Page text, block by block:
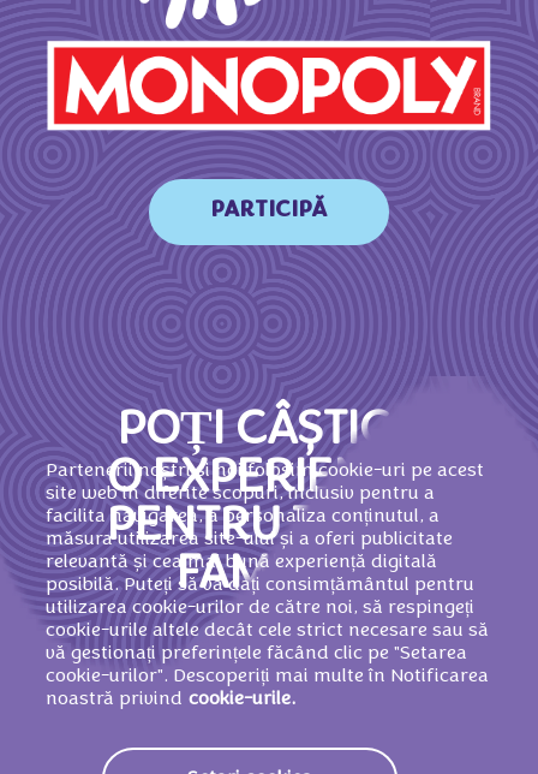
PARTICIPĂ
POȚI CÂȘTIGA
O EXPERIENȚĂ
PENTRU TOATĂ
FAMILIA!
Partenerii noștri și noi folosim cookie-uri pe acest
site web în diferite scopuri, inclusiv pentru a
facilita navigarea, a personaliza conținutul, a
măsura utilizarea site-ului și a oferi publicitate
relevantă și cea mai bună experiență digitală
posibilă. Puteți să vă dați consimțământul pentru
utilizarea cookie-urilor de către noi, să respingeți
cookie-urile altele decât cele strict necesare sau să
vă gestionați preferințele făcând clic pe "Setarea
cookie-urilor". Descoperiți mai multe în Notificarea
noastră privind cookie-urile.